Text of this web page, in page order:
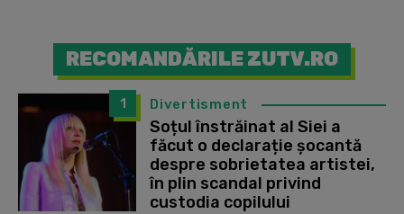
RECOMANDĂRILE ZUTV.RO
1 Divertisment
Soțul înstrăinat al Siei a
făcut o declarație șocantă
despre sobrietatea artistei,
în plin scandal privind
custodia copilului